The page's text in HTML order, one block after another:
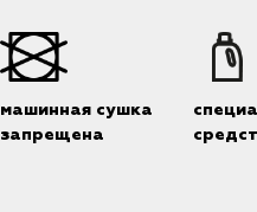
машинная сушка
запрещена